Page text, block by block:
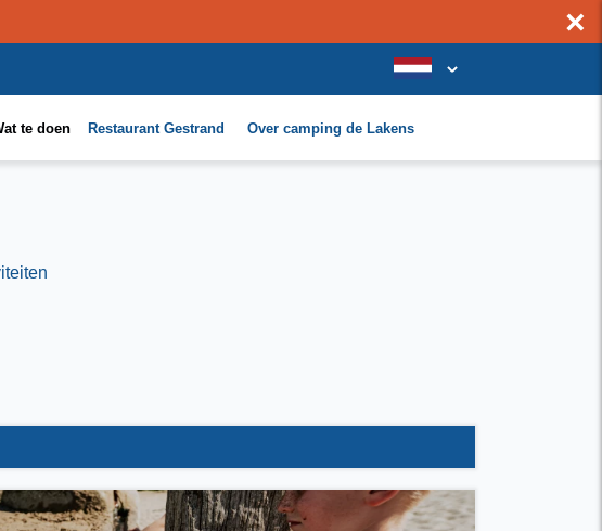
×
te doen Restaurant Gestrand Over camping de Lakens